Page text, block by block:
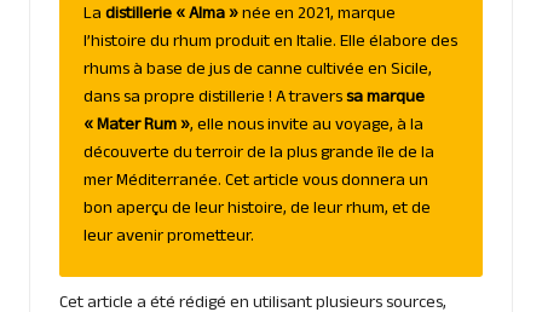
Ladistillerie « Alma »née en 2021, marque
l’histoire du rhum produit en Italie. Elle élabore des
rhums à base de jus de canne cultivée en Sicile,
dans sa propre distillerie ! A traverssa marque
« Mater Rum », elle nous invite au voyage, à la
découverte du terroir de la plus grande île de la
mer Méditerranée. Cet article vous donnera un
bon aperçu de leur histoire, de leur rhum, et de
leur avenir prometteur.
Cet article a été rédigé en utilisant plusieurs sources,